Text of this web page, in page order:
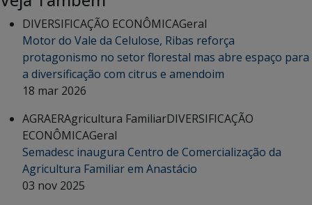
DIVERSIFICAÇÃO ECONÔMICAGeral
Motor do Vale da Celulose, Ribas reforça
protagonismo no setor florestal mas abre espaço para
a diversificação com citrus e amendoim
18 mar 2026
AGRAERAgricultura FamiliarDIVERSIFICAÇÃO
ECONÔMICAGeral
Semadesc inaugura Centro de Comercialização da
Agricultura Familiar em Anastácio
03 nov 2025